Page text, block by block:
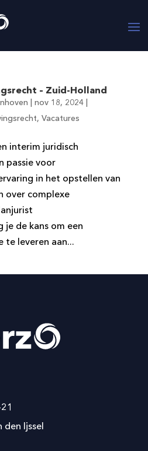
– Zuid-Holland
nov 18, 2024|
, Vacatures
interim juridisch
passie voor
in het opstellen van
over complexe
je de kans om een
te leveren aan...
den Ijssel